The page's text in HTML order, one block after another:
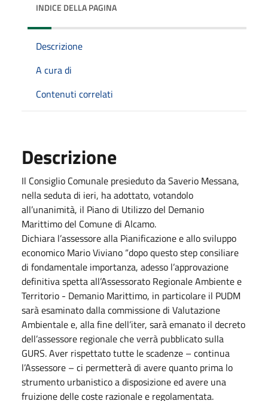
INDICE DELLA PAGINA
Descrizione
A cura di
Contenuti correlati
Descrizione
Il Consiglio Comunale presieduto da Saverio Messana,
nella seduta di ieri, ha adottato, votandolo
all’unanimità, il Piano di Utilizzo del Demanio
Marittimo del Comune di Alcamo.
Dichiara l’assessore alla Pianificazione e allo sviluppo
economico Mario Viviano “dopo questo step consiliare
di fondamentale importanza, adesso l’approvazione
definitiva spetta all’Assessorato Regionale Ambiente e
Territorio - Demanio Marittimo, in particolare il PUDM
sarà esaminato dalla commissione di Valutazione
Ambientale e, alla fine dell’iter, sarà emanato il decreto
dell’assessore regionale che verrà pubblicato sulla
GURS. Aver rispettato tutte le scadenze – continua
l’Assessore – ci permetterà di avere quanto prima lo
strumento urbanistico a disposizione ed avere una
fruizione delle coste razionale e regolamentata.